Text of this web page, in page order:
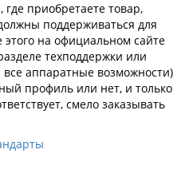
где приобретаете товар,
поддерживаться для
на официальном сайте
техподдержки или
все аппаратные возможности)
профиль или нет, и только
смело заказывать